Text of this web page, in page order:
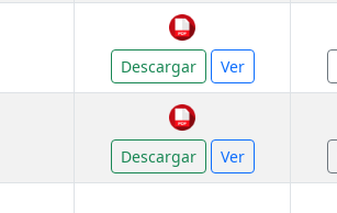
Descargar Ver
Descargar Ver